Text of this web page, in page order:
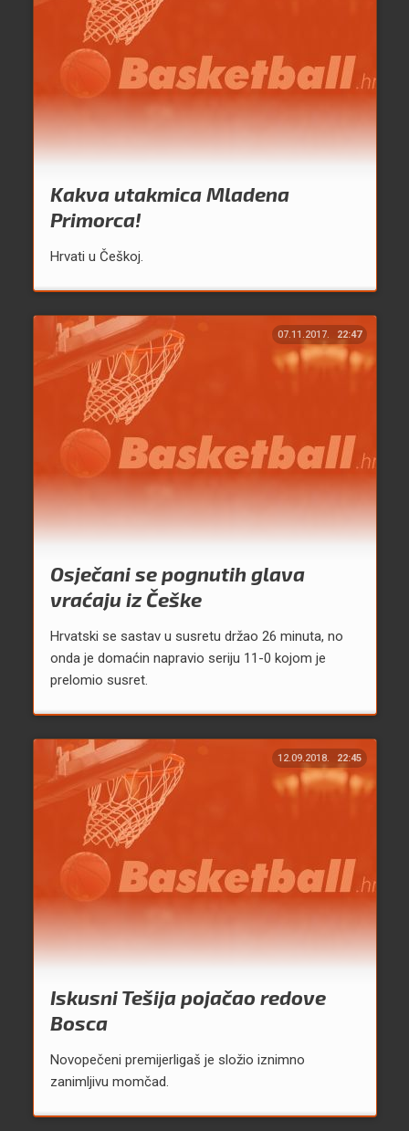
Kakva utakmica Mladena
Primorca!
Hrvati u Češkoj.
07.11.2017. 22:47
Osječani se pognutih glava
vraćaju iz Češke
Hrvatski se sastav u susretu držao 26 minuta, no
onda je domaćin napravio seriju 11-0 kojom je
prelomio susret.
12.09.2018. 22:45
Iskusni Tešija pojačao redove
Bosca
Novopečeni premijerligaš je složio iznimno
zanimljivu momčad.